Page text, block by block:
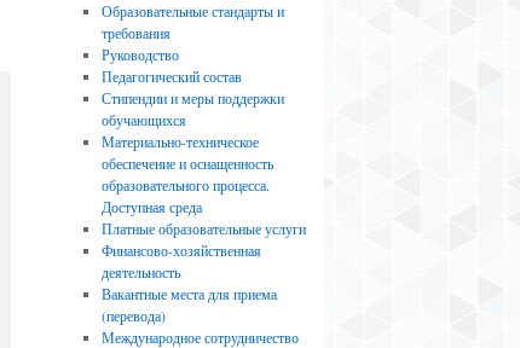
Образовательные стандарты и
требования
Руководство
Педагогический состав
Стипендии и меры поддержки
обучающихся
Материально-техническое
обеспечение и оснащенность
образовательного процесса.
Доступная среда
Платные образовательные услуги
Финансово-хозяйственная
деятельность
Вакантные места для приема
(перевода)
Международное сотрудничество